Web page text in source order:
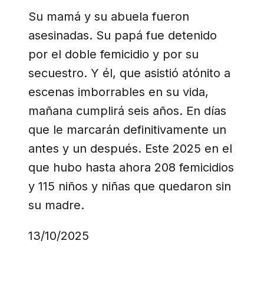
Su mamá y su abuela fueron
asesinadas. Su papá fue detenido
por el doble femicidio y por su
secuestro. Y él, que asistió atónito a
escenas imborrables en su vida,
mañana cumplirá seis años. En días
que le marcarán definitivamente un
antes y un después. Este 2025 en el
que hubo hasta ahora 208 femicidios
y 115 niños y niñas que quedaron sin
su madre.
13/10/2025